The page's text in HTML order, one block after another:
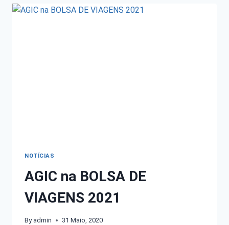
NOTÍCIAS
AGIC na BOLSA DE
VIAGENS 2021
By admin 31 Maio, 2020